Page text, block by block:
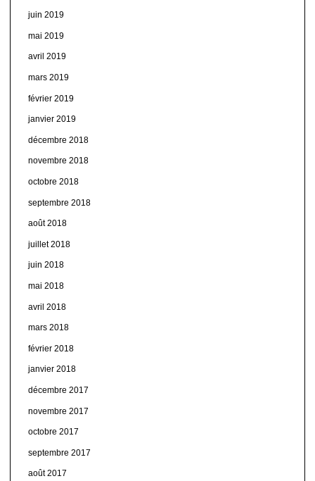
juin 2019
mai 2019
avril 2019
mars 2019
février 2019
janvier 2019
décembre 2018
novembre 2018
octobre 2018
septembre 2018
août 2018
juillet 2018
juin 2018
mai 2018
avril 2018
mars 2018
février 2018
janvier 2018
décembre 2017
novembre 2017
octobre 2017
septembre 2017
août 2017